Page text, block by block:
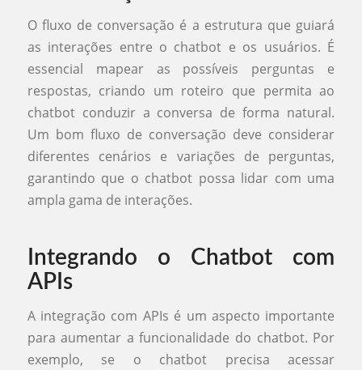
O fluxo de conversação é a estrutura que guiará
as interações entre o chatbot e os usuários. É
essencial mapear as possíveis perguntas e
respostas, criando um roteiro que permita ao
chatbot conduzir a conversa de forma natural.
Um bom fluxo de conversação deve considerar
diferentes cenários e variações de perguntas,
garantindo que o chatbot possa lidar com uma
ampla gama de interações.
Integrando o Chatbot com
APIs
A integração com APIs é um aspecto importante
para aumentar a funcionalidade do chatbot. Por
exemplo, se o chatbot precisa acessar